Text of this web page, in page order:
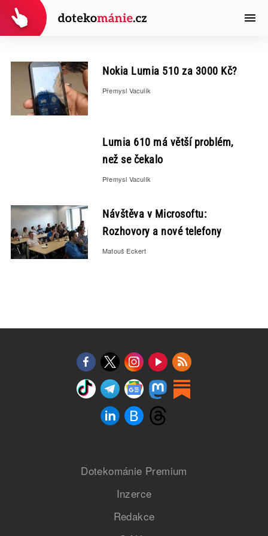
Nokia Lumia 510 za 3000 Kč?
Přemysl Vaculík
Lumia 610 má větší problém,
než se čekalo
Přemysl Vaculík
Návštěva v Microsoftu:
Rozhovory a nové telefony
Matouš Eckert
Dotekománie Premium
Inzerce
Redakce